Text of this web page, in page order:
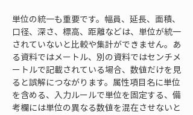
単位の統一も重要です。幅員、延長、面積、
口径、深さ、標高、距離などは、単位が統一
されていないと比較や集計ができません。あ
る資料ではメートル、別の資料ではセンチメ
ートルで記載されている場合、数値だけを見
ると誤解につながります。属性項目名に単位
を含める、入力ルールで単位を固定する、備
考欄には単位の異なる数値を混在させないと